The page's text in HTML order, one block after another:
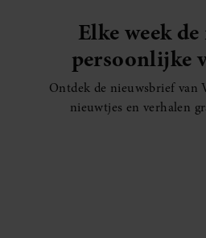
Elke week
persoonlijke
Ontdek de nieuwsbrief van
nieuwtjes en verhalen